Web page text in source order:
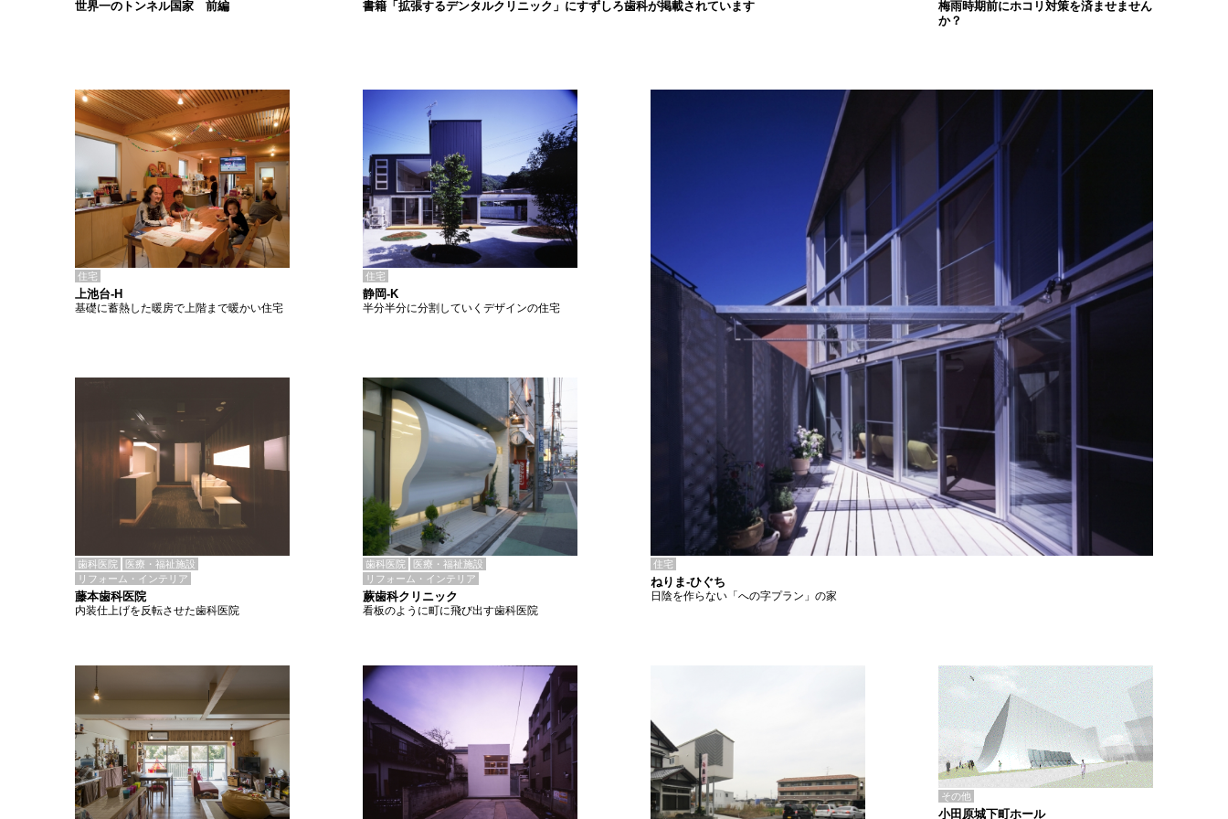
書籍「拡張するデンタルクリニック」にすずしろ歯科が掲載されています
世界一のトンネル国家 前編
梅雨時期前にホコリ対策を済ませません
か？
住宅
上池台-H
基礎に蓄熱した暖房で上階まで暖かい住宅
住宅
静岡-K
半分半分に分割していくデザインの住宅
歯科医院
医療・福祉施設
リフォーム・インテリア
藤本歯科医院
内装仕上げを反転させた歯科医院
歯科医院
医療・福祉施設
リフォーム・インテリア
蕨歯科クリニック
看板のように町に飛び出す歯科医院
住宅
ねりま-ひぐち
日陰を作らない「への字プラン」の家
その他
小田原城下町ホール